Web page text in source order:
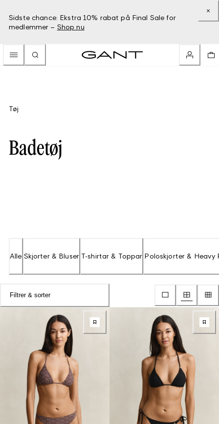
Sidste chance: Ekstra 10% rabat på Final Sale for
medlemmer – Shop nu
Tøj
Badetøj
Alle Skjorter & Bluser T-shirtar & Toppar Poloskjorter & Heavy
Filtrer & sorter